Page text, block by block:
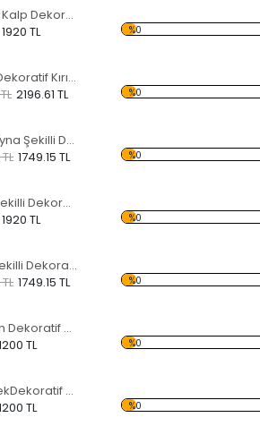
Şato ve Kalp Dekoratif Kırılmaz Ayna
1920 TL %0
Güneş Dekoratif Kırılmaz Ayna
2196.61 TL %0
Klasik Ayna Şekilli Dekoratif Kırılmaz Ayna
1749.15 TL %0
Köşeli Şekilli Dekoratif Kırılmaz Ayna
1920 TL %0
Çiçek Şekilli Dekoratif Kırılmaz Ayna
1749.15 TL %0
Şamdan Dekoratif Kırılmaz Ayna
TL %0
ÖrümcekDekoratif Kırılmaz Ayna
TL %0